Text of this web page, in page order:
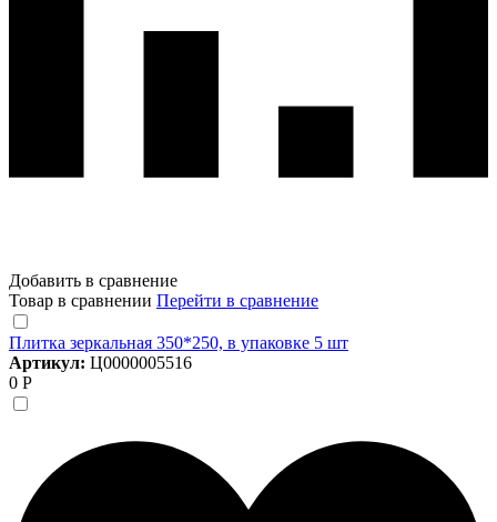
Добавить в сравнение
Товар в сравнении Перейти в сравнение
Плитка зеркальная 350*250, в упаковке 5 шт
Артикул: Ц0000005516
0 Р